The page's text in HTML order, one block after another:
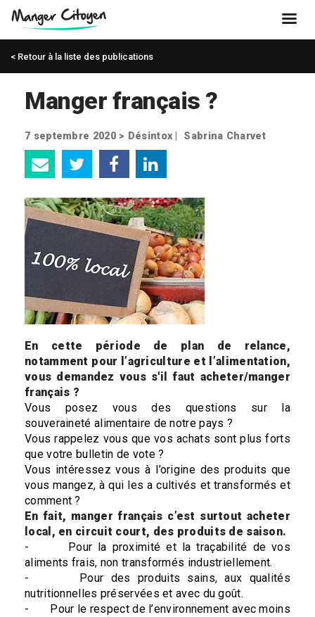
< Retour à la liste des publications
Manger français ?
7 septembre 2020 > Désintox Sabrina Charvet
En cette période de plan de relance,
notamment pour l’agriculture et l’alimentation,
vous demandez vous s'il faut acheter/manger
français ?
Vous posez vous des questions sur la
souveraineté alimentaire de notre pays ?
Vous rappelez vous que vos achats sont plus forts
que votre bulletin de vote ?
Vous intéressez vous à l’origine des produits que
vous mangez, à qui les a cultivés et transformés et
comment ?
En fait, manger français c’est surtout acheter
local, en circuit court, des produits de saison.
- Pour la proximité et la traçabilité de vos
aliments frais, non transformés industriellement.
- Pour des produits sains, aux qualités
nutritionnelles préservées et avec du goût.
- Pour le respect de l’environnement avec moins